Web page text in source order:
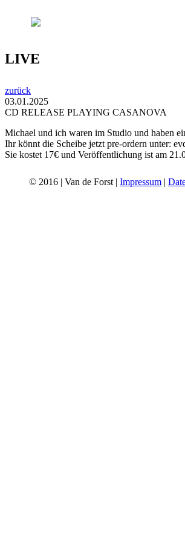
LIVE
zurück
03.01.2025
CD RELEASE PLAYING CASANOVA
Michael und ich waren im Studio und haben
Ihr könnt die Scheibe jetzt pre-ordern unter:
Sie kostet 17€ und Veröffentlichung ist am
© 2016 | Van de Forst | Impressum |